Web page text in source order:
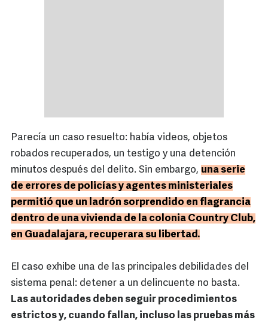
Parecía un caso resuelto: había videos, objetos
robados recuperados, un testigo y una detención
minutos después del delito. Sin embargo, una serie
de errores de policías y agentes ministeriales
permitió que un ladrón sorprendido en flagrancia
dentro de una vivienda de la colonia Country Club,
en Guadalajara, recuperara su libertad.
El caso exhibe una de las principales debilidades del
sistema penal: detener a un delincuente no basta.
Las autoridades deben seguir procedimientos
estrictos y, cuando fallan, incluso las pruebas más